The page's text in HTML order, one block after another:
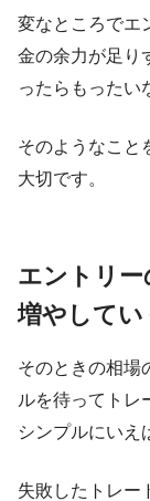
変なところでエ
金の余力が足り
ったらもったい
そのようなこと
大切です。
エントリー
増やしてい
そのときの相場
ルを待ってトレ
シンプルにいえ
失敗したトレー